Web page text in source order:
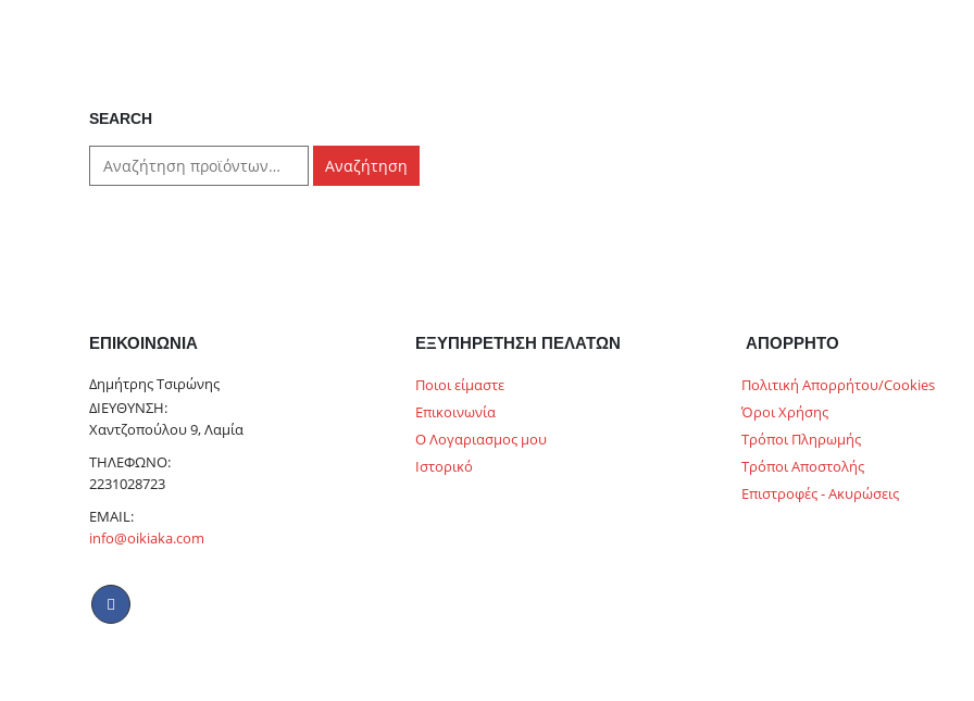
SEARCH
Αναζήτηση
ΕΠΙΚΟΙΝΩΝΊΑ
Δημήτρης Τσιρώνης
ΔΙΕΎΘΥΝΣΗ:
Χαντζοπούλου 9, Λαμία
ΤΗΛΈΦΩΝΟ:
2231028723
EMAIL:
info@oikiaka.com
ΕΞΥΠΗΡΕΤΗΣΗ ΠΕΛΑΤΩΝ
Ποιοι είμαστε
Επικοινωνία
Ο Λογαριασμος μου
Ιστορικό
ΑΠΟΡΡΗΤΟ
Πολιτική Απορρήτου/Cookies
Όροι Χρήσης
Τρόποι Πληρωμής
Τρόποι Αποστολής
Επιστροφές - Ακυρώσεις